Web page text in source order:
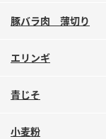
鍋奉行マニュアル
ロングセラー商
人気商品 ＋ おす
ミツカン公
豚バラ肉 薄切り
エリンギ
青じそ
小麦粉